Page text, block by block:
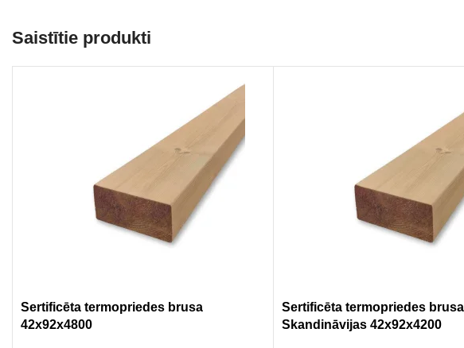
Saistītie produkti
Sertificēta termopriedes brusa
42x92x4800
Sertificēta termopriedes
Skandināvijas 42x92x4200